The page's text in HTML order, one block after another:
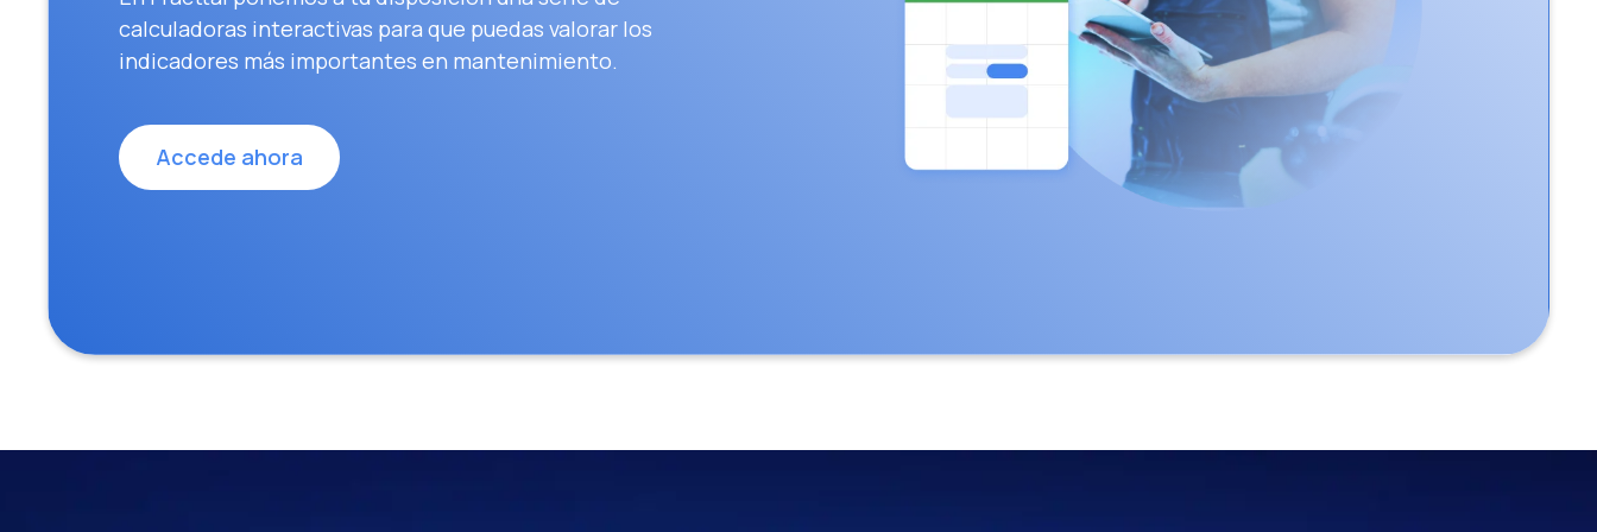
calculadoras interactivas para que puedas valorar los
indicadores más importantes en mantenimiento.
Accede ahora